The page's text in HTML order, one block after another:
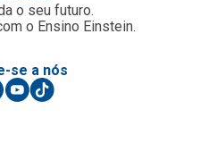
o seu futuro.
o Ensino Einstein.
se a nós